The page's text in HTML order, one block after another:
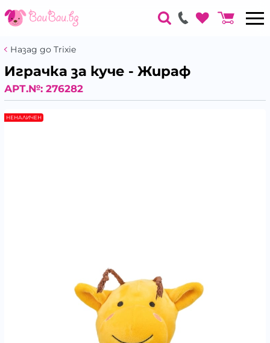
Назад до Trixie
Играчка за куче - Жираф
АРТ.№: 276282
НЕНАЛИЧЕН